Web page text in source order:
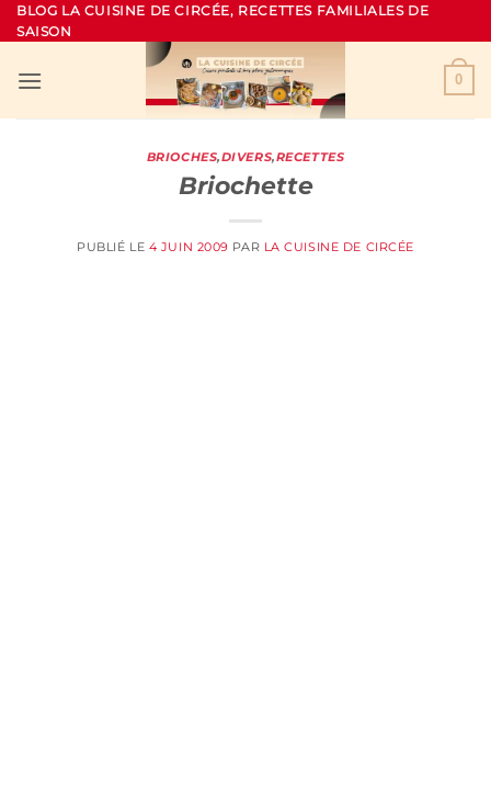
Passer
au
BLOG LA CUISINE DE CIRCÉE, RECETTES FAMILIALES DE
SAISON
0
BRIOCHES,DIVERS,RECETTES
Briochette
PUBLIÉ LE 4 JUIN 2009 PAR LA CUISINE DE CIRCÉE